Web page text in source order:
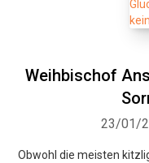
Weihbischof
23/01/
Obwohl die meisten